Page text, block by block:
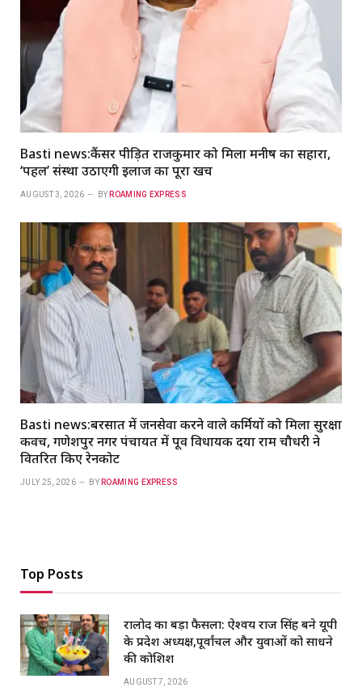
Basti news:कैंसर पीड़ित राजकुमार को मिला मनीष का सहारा,
‘पहल’ संस्था उठाएगी इलाज का पूरा खर्च
AUGUST 3, 2026 BY ROAMING EXPRESS
Basti news:बरसात में जनसेवा करने वाले कर्मियों को मिला सुरक्षा
कवच, गणेशपुर नगर पंचायत में पूर्व विधायक दया राम चौधरी ने
वितरित किए रेनकोट
JULY 25, 2026 BY ROAMING EXPRESS
Top Posts
रालोद का बड़ा फैसला: ऐश्वर्य राज सिंह बने यूपी
के प्रदेश अध्यक्ष,पूर्वांचल और युवाओं को साधने
की कोशिश
AUGUST 7, 2026